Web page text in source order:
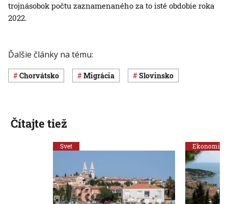
trojnásobok počtu zaznamenaného za to isté obdobie roka
2022.
Ďalšie články na tému:
Chorvátsko migrácia Slovinsko
Čítajte tiež
Svet Ekonomika